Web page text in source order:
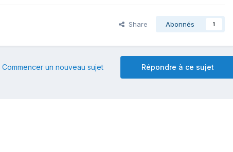
Share Abonnés 1
Répondre à ce sujet
Commencer un nouveau sujet